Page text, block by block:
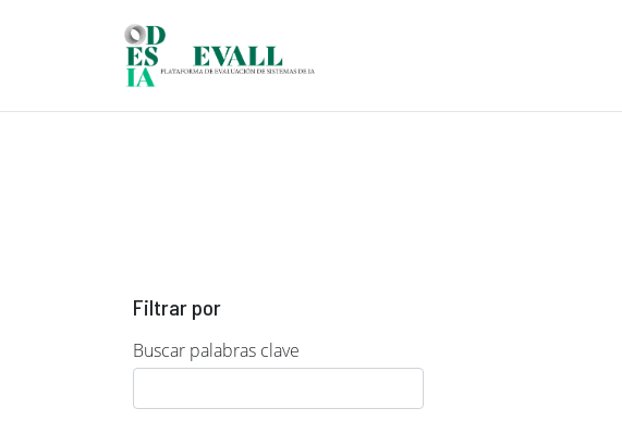
Filtrar por
Buscar palabras clave